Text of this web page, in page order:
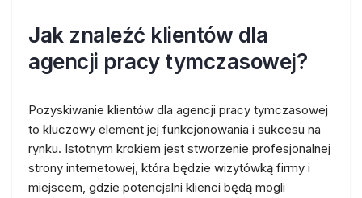
Jak znaleźć klientów dla
agencji pracy tymczasowej?
Pozyskiwanie klientów dla agencji pracy tymczasowej
to kluczowy element jej funkcjonowania i sukcesu na
rynku. Istotnym krokiem jest stworzenie profesjonalnej
strony internetowej, która będzie wizytówką firmy i
miejscem, gdzie potencjalni klienci będą mogli